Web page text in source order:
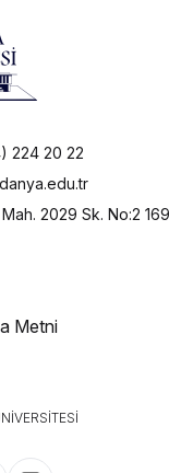
224 20 22
Mah. 2029 Sk. No:2
Metni